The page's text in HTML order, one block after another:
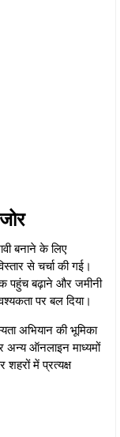
बनाने के लिए
से चर्चा की गई।
पहुंच बढ़ाने और जमीनी
पर बल दिया।
अभियान की भूमिका
अन्य ऑनलाइन माध्यमों
शहरों में प्रत्यक्ष